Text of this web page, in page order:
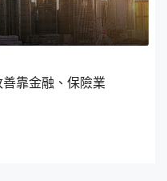
善靠金融、保險業